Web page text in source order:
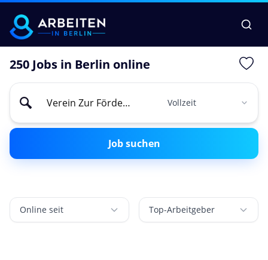
250 Jobs in Berlin online
Job suchen
Online seit Top-Arbeitgeber